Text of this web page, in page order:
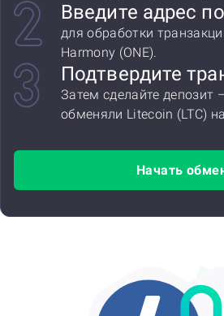
Введите адрес
для обработки
Harmony (ONE).
Подтвердите
Затем сделайте депозит
обменяли Litecoin (LTC)
Начать